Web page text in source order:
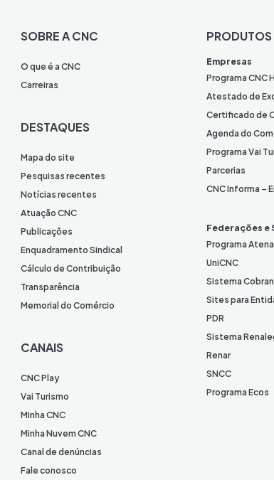
SOBRE A CNC
O que é a CNC
Carreiras
DESTAQUES
Mapa do site
Pesquisas recentes
Notícias recentes
Atuação CNC
Publicações
Enquadramento Sindical
Cálculo de Contribuição
Transparência
Memorial do Comércio
CANAIS
CNC Play
Vai Turismo
Minha CNC
Minha Nuvem CNC
Canal de denúncias
Fale conosco
Empresas
Programa CNC
Atestado de
Certificado de
Agenda do
Programa Vai
Parcerias
CNC Informa –
Federações e
Programa Atena
UniCNC
Sistema
Sites para
PDR
Sistema
Renar
SNCC
Programa Ecos